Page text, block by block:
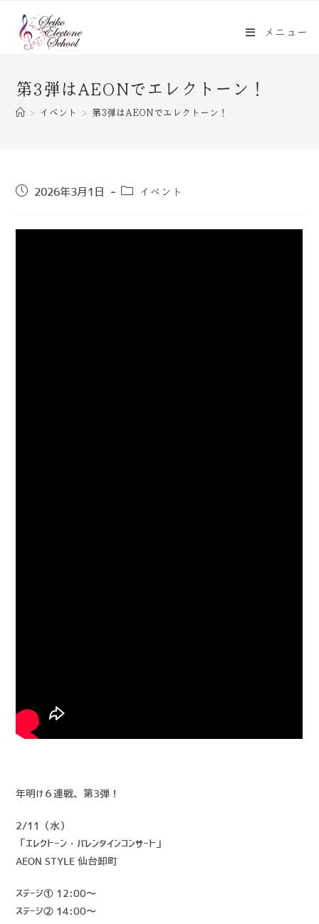
メニュー
第3弾はAEONでエレクトーン！
> イベント > 第3弾はAEONでエレクトーン！
2026年3月1日 イベント
年明け６連戦、第3弾！
2/11（水）
「エレクトーン・バレンタインコンサート」
AEON STYLE 仙台卸町
ステージ① 12:00〜
ステージ② 14:00〜